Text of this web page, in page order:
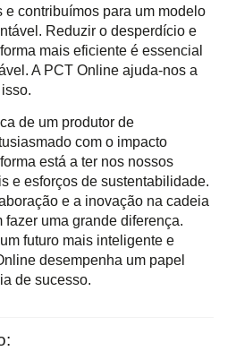
e contribuímos para um modelo
Reduzir o desperdício e
mais eficiente é essencial
A PCT Online ajuda-nos a
de um produtor de
com o impacto
está a ter nos nossos
e esforços de sustentabilidade.
e a inovação na cadeia
uma grande diferença.
futuro mais inteligente e
desempenha um papel
de sucesso.